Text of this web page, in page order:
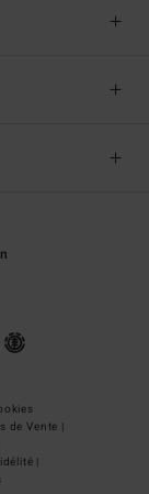
de Vente |
|